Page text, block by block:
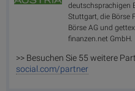
deutschsprachigen
Stuttgart, die Börse
Börse AG und
finanzen.net GmbH.
>> Besuchen Sie 55 weitere
social.com/partner